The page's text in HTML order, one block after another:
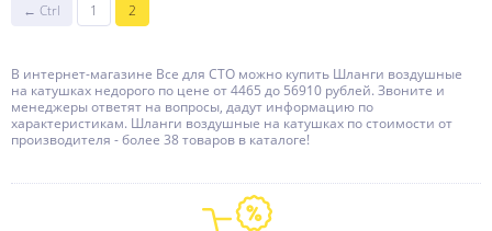
← Ctrl 1 2
В интернет-магазине Все для СТО можно купить Шланги воздушные
на катушках недорого по цене от 4465 до 56910 рублей. Звоните и
менеджеры ответят на вопросы, дадут информацию по
характеристикам. Шланги воздушные на катушках по стоимости от
производителя - более 38 товаров в каталоге!